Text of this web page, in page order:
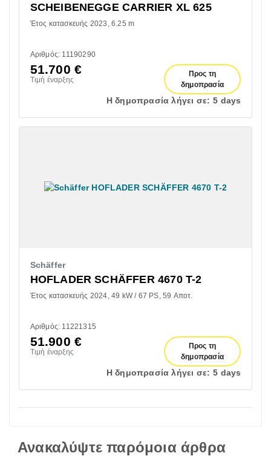
SCHEIBENEGGE CARRIER XL 625
Έτος κατασκευής 2023 6.25 m
Αριθμός: 11190290
51.700 €
Τιμή έναρξης
Προς τη
δημοπρασία
Η δημοπρασία λήγει σε: 5 days
Schäffer
HOFLADER SCHÄFFER 4670 T-2
Έτος κατασκευής 2024 49 kW / 67 PS 59 Αποτ.
Αριθμός: 11221315
51.900 €
Τιμή έναρξης
Προς τη
δημοπρασία
Η δημοπρασία λήγει σε: 5 days
Ανακαλύψτε παρόμοια άρθρα